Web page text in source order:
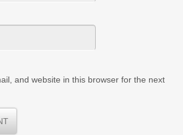
and website in this browser for the next